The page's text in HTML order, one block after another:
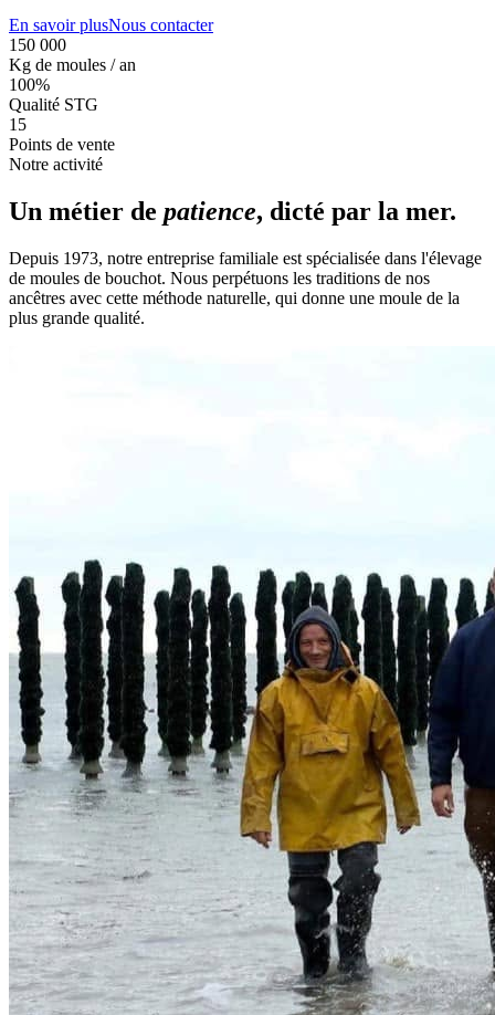
En savoir plusNous contacter
150 000
Kg de moules / an
100%
Qualité STG
15
Points de vente
Notre activité
Un métier de patience, dicté par la mer.
Depuis 1973, notre entreprise familiale est spécialisée dans l'élevage
de moules de bouchot. Nous perpétuons les traditions de nos
ancêtres avec cette méthode naturelle, qui donne une moule de la
plus grande qualité.